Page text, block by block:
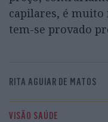
capilares, é muito
tem-se provado
RITA AGUIAR DE MATOS
VISÃO SAÚDE